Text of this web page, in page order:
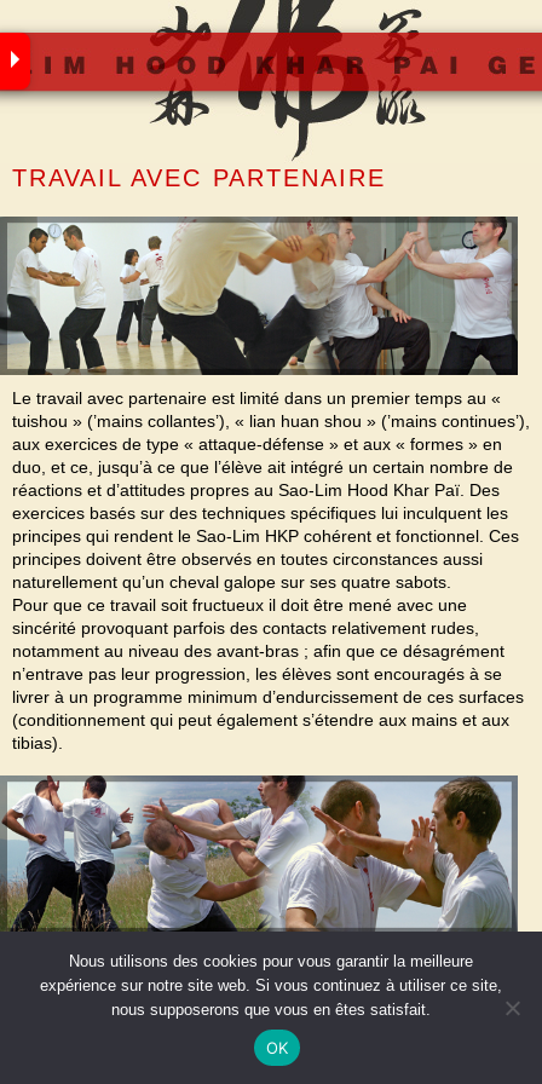
to
content
TRAVAIL AVEC PARTENAIRE
Le travail avec partenaire est limité dans un premier temps au «
tuishou » (’mains collantes’), « lian huan shou » (’mains continues’),
aux exercices de type « attaque-défense » et aux « formes » en
duo, et ce, jusqu’à ce que l’élève ait intégré un certain nombre de
réactions et d’attitudes propres au Sao-Lim Hood Khar Paï. Des
exercices basés sur des techniques spécifiques lui inculquent les
principes qui rendent le Sao-Lim HKP cohérent et fonctionnel. Ces
principes doivent être observés en toutes circonstances aussi
naturellement qu’un cheval galope sur ses quatre sabots.
Pour que ce travail soit fructueux il doit être mené avec une
sincérité provoquant parfois des contacts relativement rudes,
notamment au niveau des avant-bras ; afin que ce désagrément
n’entrave pas leur progression, les élèves sont encouragés à se
livrer à un programme minimum d’endurcissement de ces surfaces
(conditionnement qui peut également s’étendre aux mains et aux
tibias).
Nous utilisons des cookies pour vous garantir la meilleure
expérience sur notre site web. Si vous continuez à utiliser ce site,
nous supposerons que vous en êtes satisfait.
OK